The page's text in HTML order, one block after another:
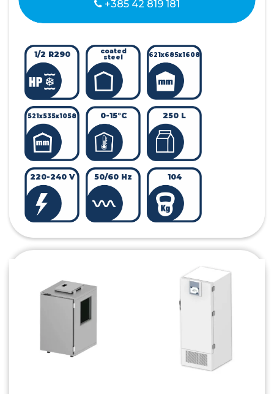
+385 42 819 181
1/2 R290 coated
steel 621x685x1608
521x535x1058 0-15°C 250 L
220-240 V 50/60 Hz 104